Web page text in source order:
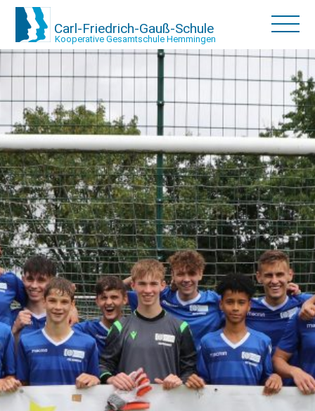
Carl-Friedrich-Gauß-Schule
Kooperative Gesamtschule Hemmingen